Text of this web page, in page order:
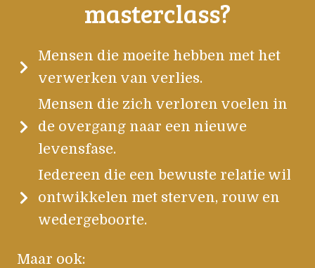
masterclass?
Mensen die moeite hebben met het
verwerken van verlies.
Mensen die zich verloren voelen in
de overgang naar een nieuwe
levensfase.
Iedereen die een bewuste relatie wil
ontwikkelen met sterven, rouw en
wedergeboorte.
Maar ook: